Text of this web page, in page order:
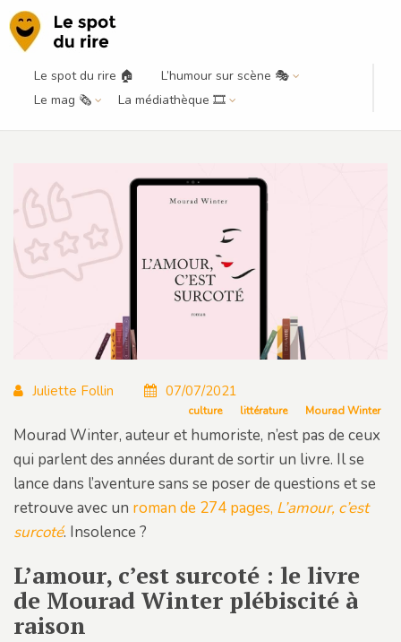
Le spot du rire 🏠
L’humour sur scène 🎭
Le mag 🗞️
La médiathèque 🎞️
Avec L’amour, c’est surcoté, Mourad
Juliette Follin 07/07/2021
culture littérature Mourad Winter
Mourad Winter, auteur et humoriste, n’est pas de ceux
qui parlent des années durant de sortir un livre. Il se
lance dans l’aventure sans se poser de questions et se
retrouve avec un roman de 274 pages, L’amour, c’est
surcoté. Insolence ?
L’amour, c’est surcoté : le livre
de Mourad Winter plébiscité à
raison